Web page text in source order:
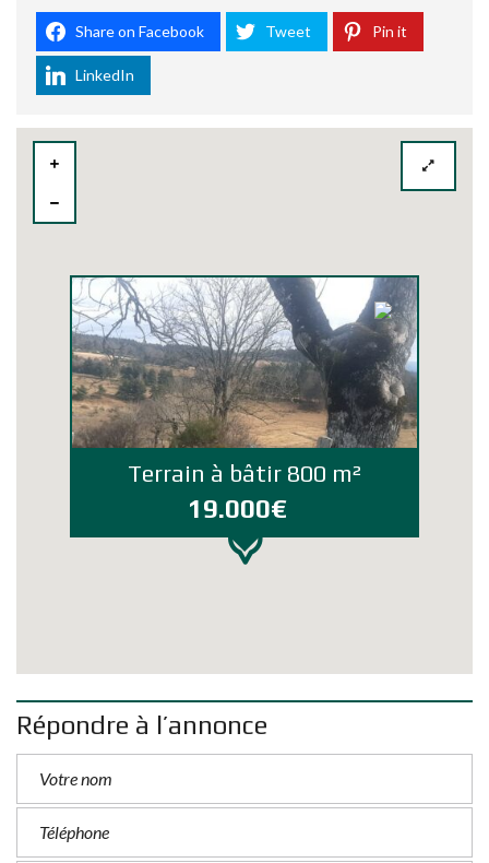
Share on Facebook Tweet Pin it
LinkedIn
Terrain à bâtir 800 m²
19.000€
Répondre à l’annonce